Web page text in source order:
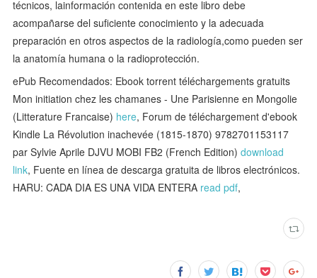
técnicos, lainformación contenida en este libro debe
acompañarse del suficiente conocimiento y la adecuada
preparación en otros aspectos de la radiología,como pueden ser
la anatomía humana o la radioprotección.
ePub Recomendados: Ebook torrent téléchargements gratuits
Mon initiation chez les chamanes - Une Parisienne en Mongolie
(Litterature Francaise) here, Forum de téléchargement d'ebook
Kindle La Révolution inachevée (1815-1870) 9782701153117
par Sylvie Aprile DJVU MOBI FB2 (French Edition)download
link, Fuente en línea de descarga gratuita de libros electrónicos.
HARU: CADA DIA ES UNA VIDA ENTERA read pdf,